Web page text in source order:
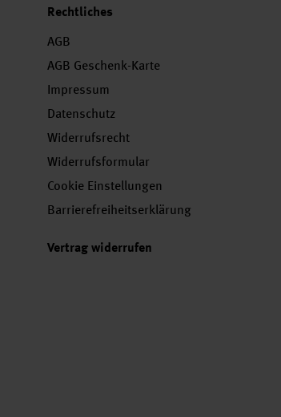
Rechtliches
AGB
AGB Geschenk-Karte
Impressum
Datenschutz
Widerrufsrecht
Widerrufsformular
Cookie Einstellungen
Barrierefreiheitserklärung
Vertrag widerrufen